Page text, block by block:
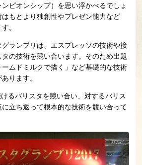
ピオンシップ）を思い浮かべるでしょ
もとより独創性やプレゼン能力など
。
ランプリは、エスプレッソの技術や接
の技術を競い合います。そのため出題
ムドミルクで描く」など基礎的な技術
ります。
るバリスタを競い合い、対するバリス
立ち返って根本的な技術を競い合って